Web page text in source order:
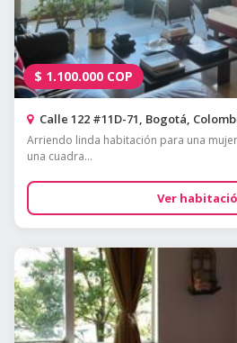
$ 1.100.000 COP
Calle 122 #11D-71, Bogotá,
Arriendo linda habitación para una
una cuadra...
Ver